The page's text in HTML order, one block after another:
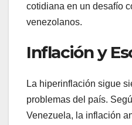
cotidiana en un desafío
venezolanos.
Inflación y
La hiperinflación sigue
problemas del país.
Venezuela, la inflación